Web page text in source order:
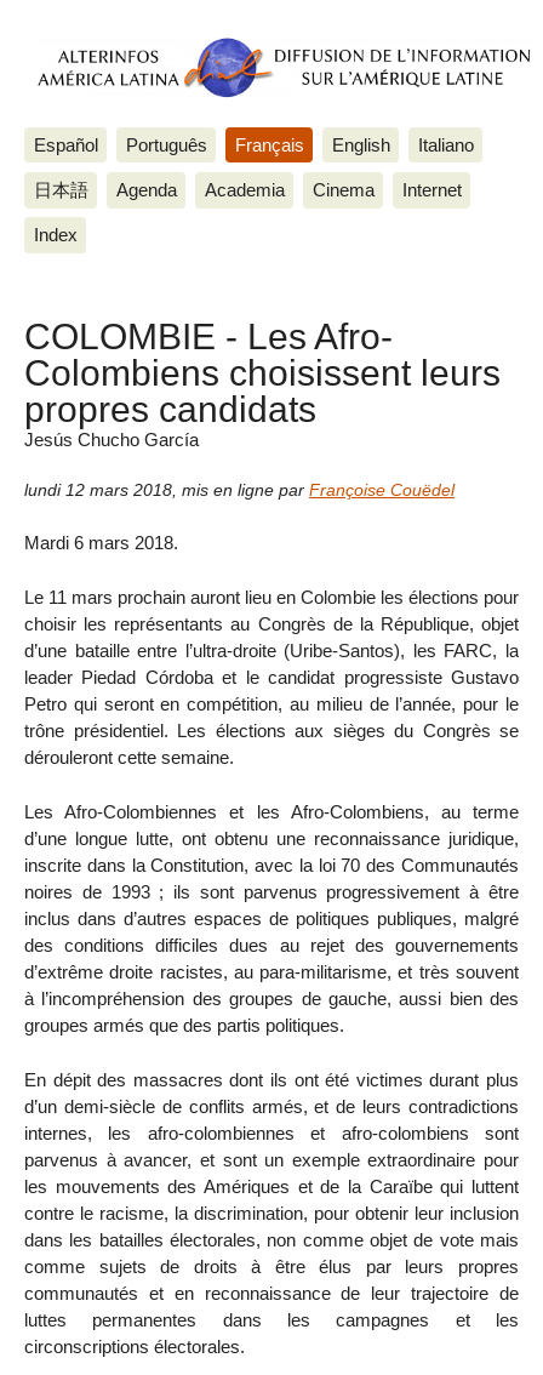
Español Português Français English Italiano
日本語 Agenda Academia Cinema Internet
Index
COLOMBIE - Les Afro-
Colombiens choisissent leurs
propres candidats
Jesús Chucho García
lundi 12 mars 2018 mis en ligne par Françoise Couëdel
Mardi 6 mars 2018.
Le 11 mars prochain auront lieu en Colombie les élections pour
choisir les représentants au Congrès de la République, objet
d’une bataille entre l’ultra-droite (Uribe-Santos), les FARC, la
leader Piedad Córdoba et le candidat progressiste Gustavo
Petro qui seront en compétition, au milieu de l’année, pour le
trône présidentiel. Les élections aux sièges du Congrès se
dérouleront cette semaine.
Les Afro-Colombiennes et les Afro-Colombiens, au terme
d’une longue lutte, ont obtenu une reconnaissance juridique,
inscrite dans la Constitution, avec la loi 70 des Communautés
noires de 1993 ; ils sont parvenus progressivement à être
inclus dans d’autres espaces de politiques publiques, malgré
des conditions difficiles dues au rejet des gouvernements
d’extrême droite racistes, au para-militarisme, et très souvent
à l’incompréhension des groupes de gauche, aussi bien des
groupes armés que des partis politiques.
En dépit des massacres dont ils ont été victimes durant plus
d’un demi-siècle de conflits armés, et de leurs contradictions
internes, les afro-colombiennes et afro-colombiens sont
parvenus à avancer, et sont un exemple extraordinaire pour
les mouvements des Amériques et de la Caraïbe qui luttent
contre le racisme, la discrimination, pour obtenir leur inclusion
dans les batailles électorales, non comme objet de vote mais
comme sujets de droits à être élus par leurs propres
communautés et en reconnaissance de leur trajectoire de
luttes permanentes dans les campagnes et les
circonscriptions électorales.